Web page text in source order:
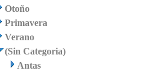
Otoño
Primavera
Verano
(Sin Categoria)
Antas